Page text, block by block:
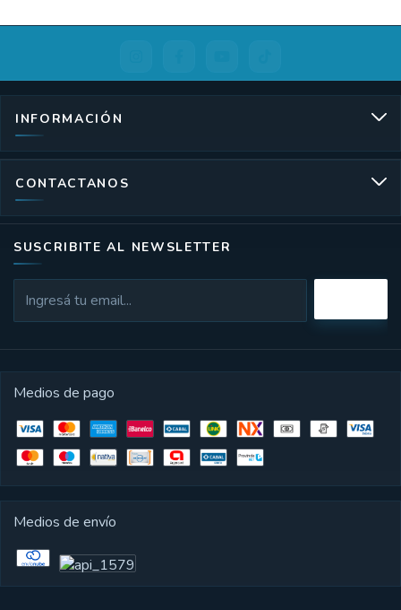
INFORMACIÓN
CONTACTANOS
SUSCRIBITE AL NEWSLETTER
Medios de pago
Medios de envío